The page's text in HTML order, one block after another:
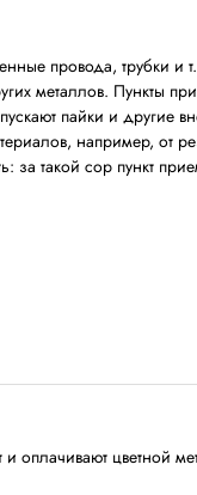
провода, трубки и
металлов. Пункты
пайки и другие
например, от
за такой сор пункт
оплачивают цветной